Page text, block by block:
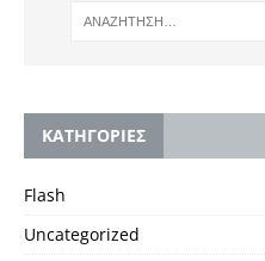
KΑΤΗΓΟΡΙΕΣ
Flash
Uncategorized